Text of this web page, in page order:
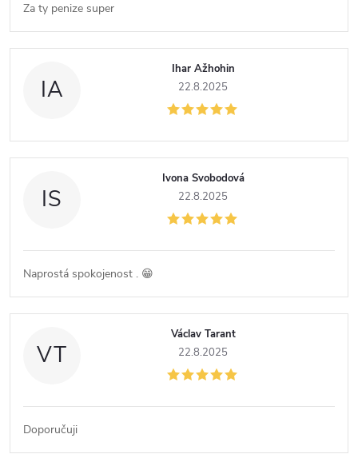
Za ty penize super
IA
Ihar Ažhohin
22.8.2025
IS
Ivona Svobodová
22.8.2025
Naprostá spokojenost . 😁
VT
Václav Tarant
22.8.2025
Doporučuji